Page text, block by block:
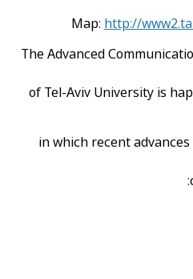
Map: http://
The Advanced
of Tel-Aviv University is
in which recent